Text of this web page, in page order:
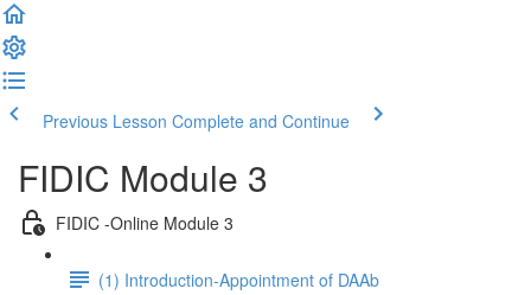
Previous Lesson Complete and Continue
FIDIC Module 3
FIDIC -Online Module 3
(1) Introduction-Appointment of DAAb